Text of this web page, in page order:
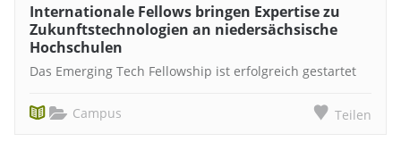
Internationale Fellows bringen Expertise zu
Zukunftstechnologien an niedersächsische
Hochschulen
Das Emerging Tech Fellowship ist erfolgreich gestartet
Campus Teilen